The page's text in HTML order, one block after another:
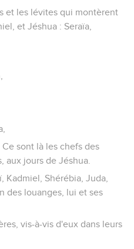
et les lévites qui montèrent
et Jéshua : Seraïa,
sont là les chefs des
aux jours de Jéshua.
Kadmiel, Shérébia, Juda,
des louanges, lui et ses
vis-à-vis d'eux dans leurs